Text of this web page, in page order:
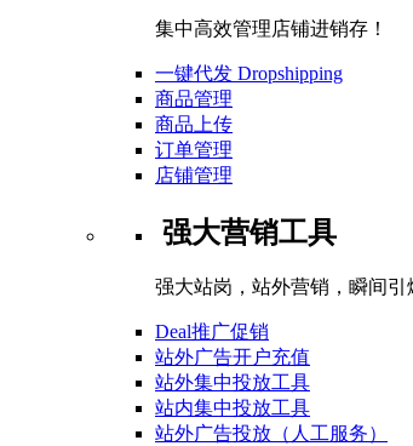
集中高效管理店铺进销存！
一键代发 Dropshipping
商品管理
商品上传
订单管理
店铺管理
强大营销工具
强大站岗，站外营销，瞬间引
Deal推广促销
站外广告开户充值
站外集中投放工具
站内集中投放工具
站外广告投放（人工服务）